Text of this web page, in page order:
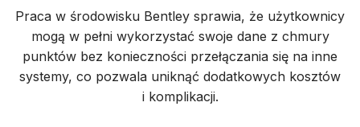
Praca w środowisku Bentley sprawia, że użytkownicy
mogą w pełni wykorzystać swoje dane z chmury
punktów bez konieczności przełączania się na inne
systemy, co pozwala uniknąć dodatkowych kosztów
i komplikacji.